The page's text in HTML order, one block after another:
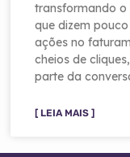
transformando
que dizem
ações no
cheios de
parte da
[ LEIA MAIS ]